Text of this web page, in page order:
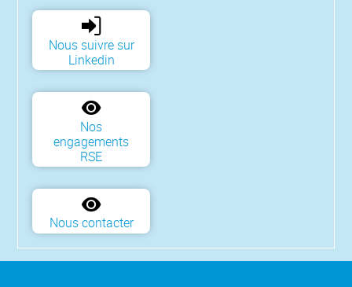
Nous suivre sur
Linkedin
Nos
engagements
RSE
Nous contacter